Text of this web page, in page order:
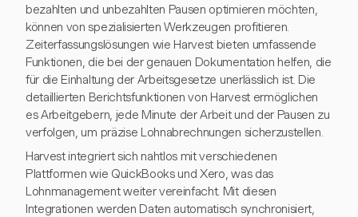
bezahlten und unbezahlten Pausen optimieren möchten,
können von spezialisierten Werkzeugen profitieren.
Zeiterfassungslösungen wie Harvest bieten umfassende
Funktionen, die bei der genauen Dokumentation helfen, die
für die Einhaltung der Arbeitsgesetze unerlässlich ist. Die
detaillierten Berichtsfunktionen von Harvest ermöglichen
es Arbeitgebern, jede Minute der Arbeit und der Pausen zu
verfolgen, um präzise Lohnabrechnungen sicherzustellen.
Harvest integriert sich nahtlos mit verschiedenen
Plattformen wie QuickBooks und Xero, was das
Lohnmanagement weiter vereinfacht. Mit diesen
Integrationen werden Daten automatisch synchronisiert,